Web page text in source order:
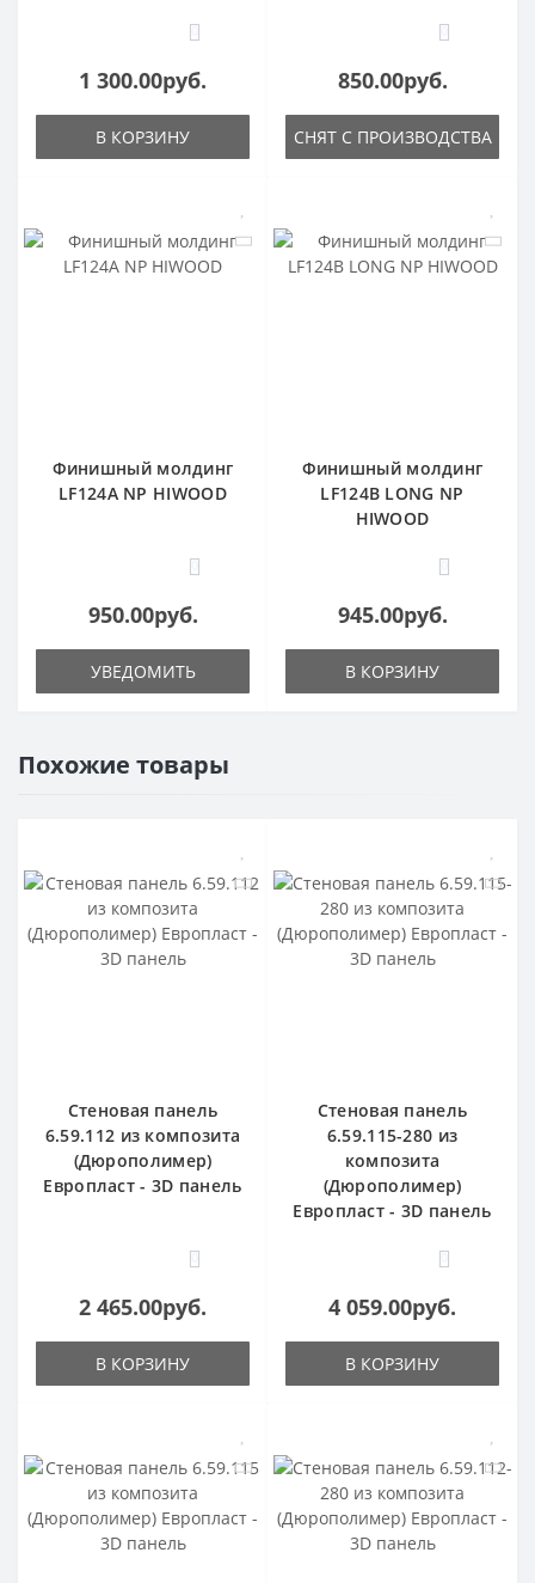
0
1 300.00руб.
В КОРЗИНУ
0
850.00руб.
СНЯТ С ПРОИЗВОДСТВА
Финишный молдинг
LF124A NP HIWOOD
0
950.00руб.
УВЕДОМИТЬ
Финишный молдинг
LF124B LONG NP
HIWOOD
0
945.00руб.
В КОРЗИНУ
Похожие товары
Стеновая панель
6.59.112 из композита
(Дюрополимер)
Европласт - 3D панель
0
2 465.00руб.
В КОРЗИНУ
Стеновая панель
6.59.115-280 из
композита
(Дюрополимер)
Европласт - 3D панель
0
4 059.00руб.
В КОРЗИНУ